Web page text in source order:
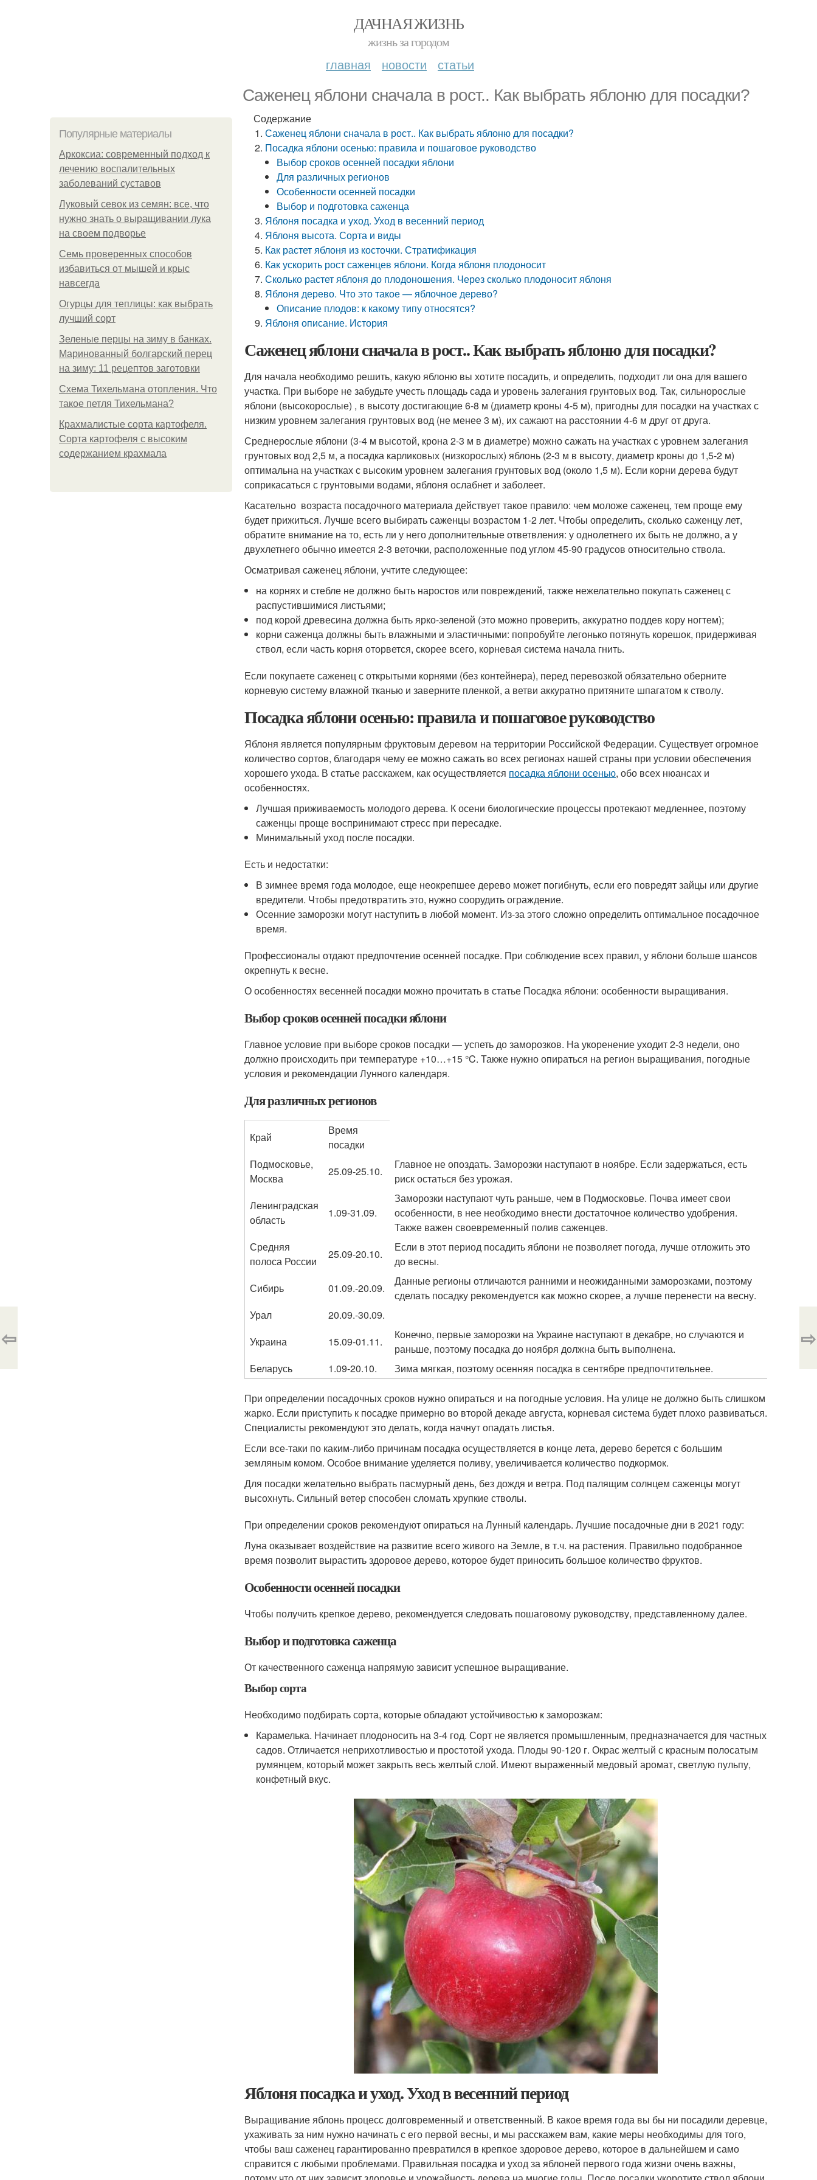
ДАЧНАЯ ЖИЗНЬ
жизнь за городом
главная новости статьи
Саженец яблони сначала в рост.. Как выбрать яблоню для посадки?
Популярные материалы
Аркоксиа: современный подход к
лечению воспалительных
заболеваний суставов
Луковый севок из семян: все, что
нужно знать о выращивании лука
на своем подворье
Семь проверенных способов
избавиться от мышей и крыс
навсегда
Огурцы для теплицы: как выбрать
лучший сорт
Зеленые перцы на зиму в банках.
Маринованный болгарский перец
на зиму: 11 рецептов заготовки
Схема Тихельмана отопления. Что
такое петля Тихельмана?
Крахмалистые сорта картофеля.
Сорта картофеля с высоким
содержанием крахмала
Содержание
Саженец яблони сначала в рост.. Как выбрать яблоню для посадки?
Посадка яблони осенью: правила и пошаговое руководство
Выбор сроков осенней посадки яблони
Для различных регионов
Особенности осенней посадки
Выбор и подготовка саженца
Яблоня посадка и уход. Уход в весенний период
Яблоня высота. Сорта и виды
Как растет яблоня из косточки. Стратификация
Как ускорить рост саженцев яблони. Когда яблоня плодоносит
Сколько растет яблоня до плодоношения. Через сколько плодоносит яблоня
Яблоня дерево. Что это такое — яблочное дерево?
Описание плодов: к какому типу относятся?
Яблоня описание. История
Саженец яблони сначала в рост.. Как выбрать яблоню для посадки?
Для начала необходимо решить, какую яблоню вы хотите посадить, и определить, подходит ли она для вашего
участка. При выборе не забудьте учесть площадь сада и уровень залегания грунтовых вод. Так, сильнорослые
яблони (высокорослые) , в высоту достигающие 6-8 м (диаметр кроны 4-5 м), пригодны для посадки на участках с
низким уровнем залегания грунтовых вод (не менее 3 м), их сажают на расстоянии 4-6 м друг от друга.
Среднерослые яблони (3-4 м высотой, крона 2-3 м в диаметре) можно сажать на участках с уровнем залегания
грунтовых вод 2,5 м, а посадка карликовых (низкорослых) яблонь (2-3 м в высоту, диаметр кроны до 1,5-2 м)
оптимальна на участках с высоким уровнем залегания грунтовых вод (около 1,5 м). Если корни дерева будут
соприкасаться с грунтовыми водами, яблоня ослабнет и заболеет.
Касательно возраста посадочного материала действует такое правило: чем моложе саженец, тем проще ему
будет прижиться. Лучше всего выбирать саженцы возрастом 1-2 лет. Чтобы определить, сколько саженцу лет,
обратите внимание на то, есть ли у него дополнительные ответвления: у однолетнего их быть не должно, а у
двухлетнего обычно имеется 2-3 веточки, расположенные под углом 45-90 градусов относительно ствола.
Осматривая саженец яблони, учтите следующее:
на корнях и стебле не должно быть наростов или повреждений, также нежелательно покупать саженец с
распустившимися листьями;
под корой древесина должна быть ярко-зеленой (это можно проверить, аккуратно поддев кору ногтем);
корни саженца должны быть влажными и эластичными: попробуйте легонько потянуть корешок, придерживая
ствол, если часть корня оторвется, скорее всего, корневая система начала гнить.
Если покупаете саженец с открытыми корнями (без контейнера), перед перевозкой обязательно оберните
корневую систему влажной тканью и заверните пленкой, а ветви аккуратно притяните шпагатом к стволу.
Посадка яблони осенью: правила и пошаговое руководство
Яблоня является популярным фруктовым деревом на территории Российской Федерации. Существует огромное
количество сортов, благодаря чему ее можно сажать во всех регионах нашей страны при условии обеспечения
хорошего ухода. В статье расскажем, как осуществляется посадка яблони осенью, обо всех нюансах и
особенностях.
Лучшая приживаемость молодого дерева. К осени биологические процессы протекают медленнее, поэтому
саженцы проще воспринимают стресс при пересадке.
Минимальный уход после посадки.
Есть и недостатки:
В зимнее время года молодое, еще неокрепшее дерево может погибнуть, если его повредят зайцы или другие
вредители. Чтобы предотвратить это, нужно соорудить ограждение.
Осенние заморозки могут наступить в любой момент. Из-за этого сложно определить оптимальное посадочное
время.
Профессионалы отдают предпочтение осенней посадке. При соблюдение всех правил, у яблони больше шансов
окрепнуть к весне.
О особенностях весенней посадки можно прочитать в статье Посадка яблони: особенности выращивания.
Выбор сроков осенней посадки яблони
Главное условие при выборе сроков посадки — успеть до заморозков. На укоренение уходит 2-3 недели, оно
должно происходить при температуре +10…+15 °C. Также нужно опираться на регион выращивания, погодные
условия и рекомендации Лунного календаря.
Для различных регионов
Край
Время
посадки
Подмосковье,
Москва
25.09-25.10.
Главное не опоздать. Заморозки наступают в ноябре. Если задержаться, есть
риск остаться без урожая.
Ленинградская
область
1.09-31.09.
Заморозки наступают чуть раньше, чем в Подмосковье. Почва имеет свои
особенности, в нее необходимо внести достаточное количество удобрения.
Также важен своевременный полив саженцев.
Средняя
полоса России
25.09-20.10.
Если в этот период посадить яблони не позволяет погода, лучше отложить это
до весны.
Сибирь
01.09.-20.09.
Данные регионы отличаются ранними и неожиданными заморозками, поэтому
сделать посадку рекомендуется как можно скорее, а лучше перенести на весну.
Урал
20.09.-30.09.
Украина
15.09-01.11.
Конечно, первые заморозки на Украине наступают в декабре, но случаются и
раньше, поэтому посадка до ноября должна быть выполнена.
Беларусь
1.09-20.10. Зима мягкая, поэтому осенняя посадка в сентябре предпочтительнее.
При определении посадочных сроков нужно опираться и на погодные условия. На улице не должно быть слишком
жарко. Если приступить к посадке примерно во второй декаде августа, корневая система будет плохо развиваться.
Специалисты рекомендуют это делать, когда начнут опадать листья.
Если все-таки по каким-либо причинам посадка осуществляется в конце лета, дерево берется с большим
земляным комом. Особое внимание уделяется поливу, увеличивается количество подкормок.
Для посадки желательно выбрать пасмурный день, без дождя и ветра. Под палящим солнцем саженцы могут
высохнуть. Сильный ветер способен сломать хрупкие стволы.
При определении сроков рекомендуют опираться на Лунный календарь. Лучшие посадочные дни в 2021 году:
Луна оказывает воздействие на развитие всего живого на Земле, в т.ч. на растения. Правильно подобранное
время позволит вырастить здоровое дерево, которое будет приносить большое количество фруктов.
Особенности осенней посадки
Чтобы получить крепкое дерево, рекомендуется следовать пошаговому руководству, представленному далее.
Выбор и подготовка саженца
От качественного саженца напрямую зависит успешное выращивание.
Выбор сорта
Необходимо подбирать сорта, которые обладают устойчивостью к заморозкам:
Карамелька. Начинает плодоносить на 3-4 год. Сорт не является промышленным, предназначается для частных
садов. Отличается неприхотливостью и простотой ухода. Плоды 90-120 г. Окрас желтый с красным полосатым
румянцем, который может закрыть весь желтый слой. Имеют выраженный медовый аромат, светлую пульпу,
конфетный вкус.
Яблоня посадка и уход. Уход в весенний период
Выращивание яблонь процесс долговременный и ответственный. В какое время года вы бы ни посадили деревце,
ухаживать за ним нужно начинать с его первой весны, и мы расскажем вам, какие меры необходимы для того,
чтобы ваш саженец гарантированно превратился в крепкое здоровое дерево, которое в дальнейшем и само
справится с любыми проблемами. Правильная посадка и уход за яблоней первого года жизни очень важны,
⇦ ⇨